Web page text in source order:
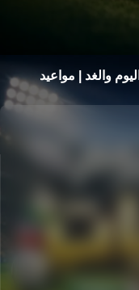
والغد | مواعيد